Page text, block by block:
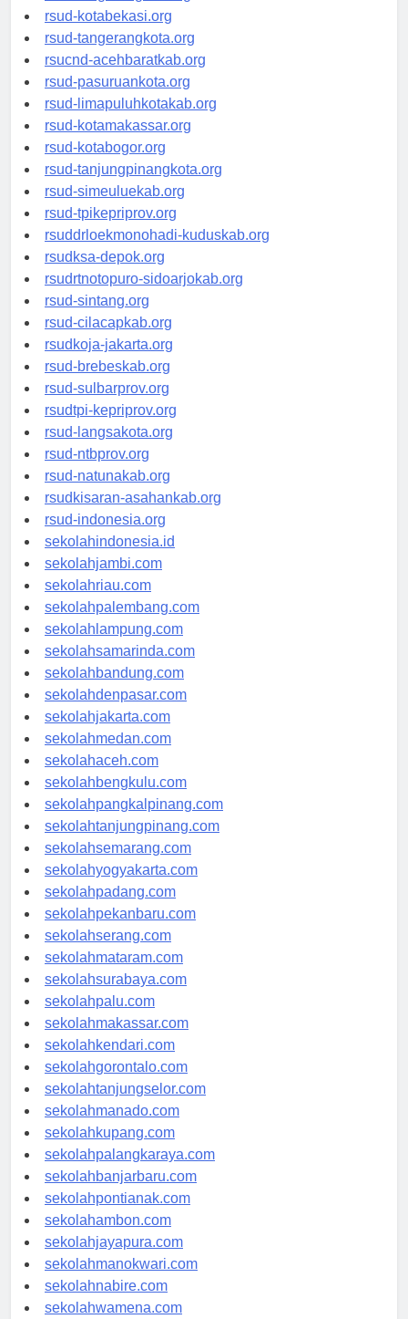
rsud-tangerangkab.org
rsud-kotabekasi.org
rsud-tangerangkota.org
rsucnd-acehbaratkab.org
rsud-pasuruankota.org
rsud-limapuluhkotakab.org
rsud-kotamakassar.org
rsud-kotabogor.org
rsud-tanjungpinangkota.org
rsud-simeuluekab.org
rsud-tpikepriprov.org
rsuddrloekmonohadi-kuduskab.org
rsudksa-depok.org
rsudrtnotopuro-sidoarjokab.org
rsud-sintang.org
rsud-cilacapkab.org
rsudkoja-jakarta.org
rsud-brebeskab.org
rsud-sulbarprov.org
rsudtpi-kepriprov.org
rsud-langsakota.org
rsud-ntbprov.org
rsud-natunakab.org
rsudkisaran-asahankab.org
rsud-indonesia.org
sekolahindonesia.id
sekolahjambi.com
sekolahriau.com
sekolahpalembang.com
sekolahlampung.com
sekolahsamarinda.com
sekolahbandung.com
sekolahdenpasar.com
sekolahjakarta.com
sekolahmedan.com
sekolahaceh.com
sekolahbengkulu.com
sekolahpangkalpinang.com
sekolahtanjungpinang.com
sekolahsemarang.com
sekolahyogyakarta.com
sekolahpadang.com
sekolahpekanbaru.com
sekolahserang.com
sekolahmataram.com
sekolahsurabaya.com
sekolahpalu.com
sekolahmakassar.com
sekolahkendari.com
sekolahgorontalo.com
sekolahtanjungselor.com
sekolahmanado.com
sekolahkupang.com
sekolahpalangkaraya.com
sekolahbanjarbaru.com
sekolahpontianak.com
sekolahambon.com
sekolahjayapura.com
sekolahmanokwari.com
sekolahnabire.com